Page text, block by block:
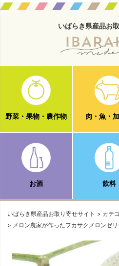
いばらき県産品お
野菜・果物・農作物 肉・魚・
お酒 飲料
いばらき県産品お取り寄せサイト カテ
メロン農家が作ったフカサクメロンゼリ